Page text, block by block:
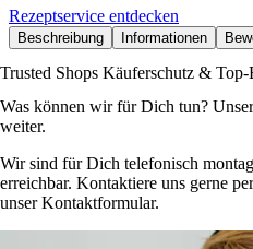
Rezeptservice entdecken
Beschreibung Informationen
Trusted Shops Käuferschutz &
Was können wir für Dich tun?
weiter.
Wir sind für Dich telefonisch
erreichbar. Kontaktiere uns gerne
unser Kontaktformular.